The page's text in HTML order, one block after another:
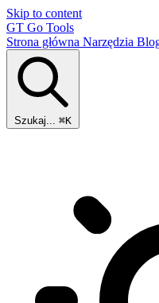
Skip to content
GT Go Tools
Strona główna Narzędzia
Szukaj... ⌘K